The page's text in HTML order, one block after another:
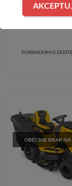
8 999,00
POWIADOM O
OBECNIE BRAK NA